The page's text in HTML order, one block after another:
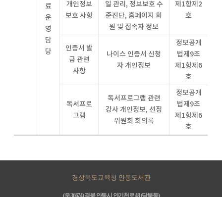
료
운
영
담
당
개인정보
보호 사항
일 관리, 정보보호 수
준진단, 홈페이지 회
원 및 접속자 정보
제1항제2
호
인증서 발
급 관련
사항
나이스 인증서 신청
자 개인정보
정보공개
법제9조
제1항제6
호
독서프로
그램
독서프로그램 관련
강사 개인정보, 선정
위원회 회의록
정보공개
법제9조
제1항제6
호
경상북도교육청 안동도서관
(우 36674) 경북 안동시 안기천로 48 (당북동)